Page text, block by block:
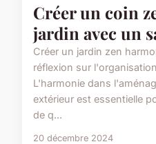
Créer un coin
jardin avec un
Créer un jardin zen
réflexion sur
L'harmonie dans
extérieur est essentielle
de q...
20 décembre 2024